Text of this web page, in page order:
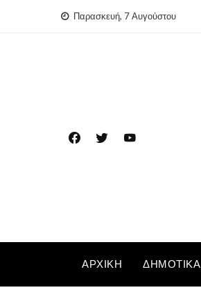
Παρασκευή, 7 Αυγούστου
ΑΡΧΙΚΉ ΔΗΜΟΤΙΚΆ